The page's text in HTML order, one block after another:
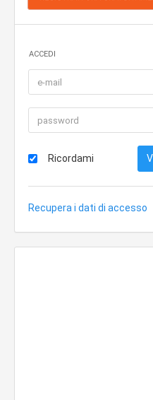
ACCEDI
Ricordami
Recupera i dati di accesso